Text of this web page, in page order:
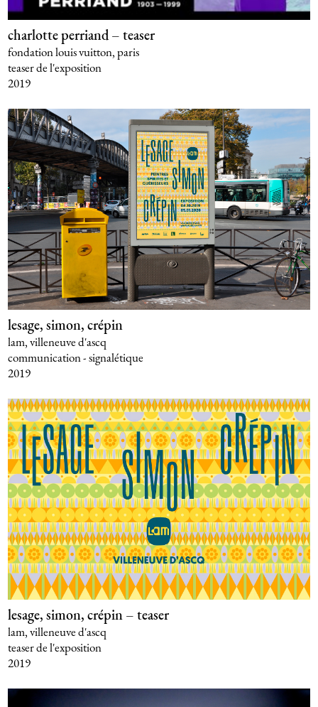
charlotte perriand – teaser
fondation louis vuitton, paris
teaser de l'exposition
2019
lesage, simon, crépin
lam, villeneuve d'ascq
communication - signalétique
2019
lesage, simon, crépin – teaser
lam, villeneuve d'ascq
teaser de l'exposition
2019